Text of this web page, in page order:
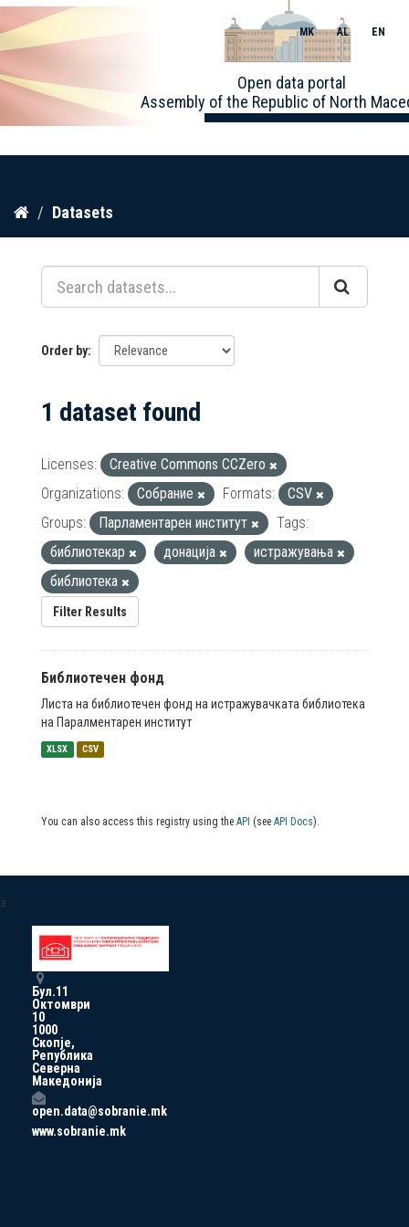
Skip
content
Open data portal
Assembly of the Republic of North
MK AL EN
Datasets
Order by
1 dataset found
Licenses:
Creative Commons CCZero
Organizations:
Собрание Formats:
CSV
Groups:
Парламентарен институт
Tags:
библиотекар
донација
истражувања
библиотека
Filter Results
Библиотечен фонд
Листа на библиотечен фонд на истражувачката библиотека
на Паралментарен институт
XLSX CSV
You can also access this registry using the API (see API Docs).
a
Бул.11
Октомври
10
1000
Скопје,
Република
Северна
Македонија
open.data@sobranie.mk
www.sobranie.mk